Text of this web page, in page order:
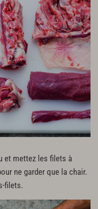
et mettez les filets à
ne garder que la chair.
filets.